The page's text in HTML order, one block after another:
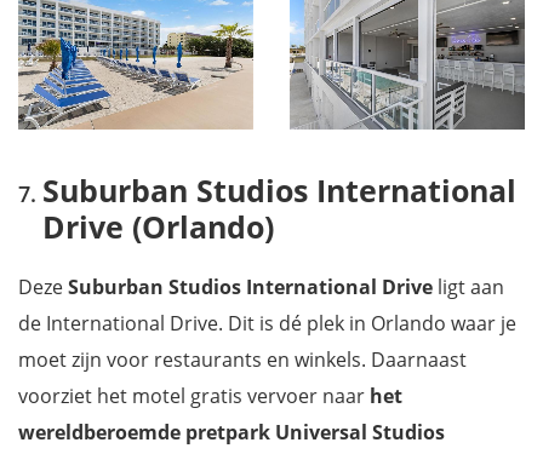
Suburban Studios International
Drive (Orlando)
DezeSuburban Studios International Drive ligt aan
de International Drive. Dit is dé plek in Orlando waar je
moet zijn voor restaurants en winkels. Daarnaast
voorziet het motel gratis vervoer naar het
wereldberoemde pretpark Universal Studios